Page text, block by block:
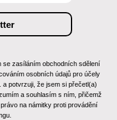
zasíláním obchodních sdělení
osobních údajů pro účely
potvrzuji, že jsem si přečetl(a)
a souhlasím s ním, přičemž
na námitky proti provádění